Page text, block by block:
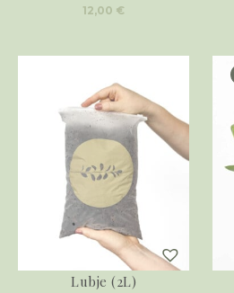
12,00 €
Lubje (2L)